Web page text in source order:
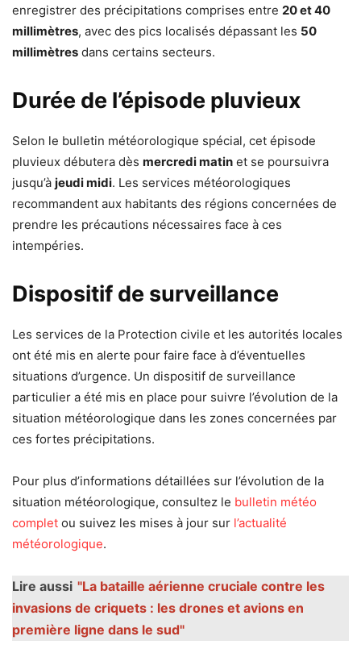
enregistrer des précipitations comprises entre 20 et 40
millimètres, avec des pics localisés dépassant les 50
millimètres dans certains secteurs.
Durée de l’épisode pluvieux
Selon le bulletin météorologique spécial, cet épisode
pluvieux débutera dès mercredi matin et se poursuivra
jusqu’à jeudi midi. Les services météorologiques
recommandent aux habitants des régions concernées de
prendre les précautions nécessaires face à ces
intempéries.
Dispositif de surveillance
Les services de la Protection civile et les autorités locales
ont été mis en alerte pour faire face à d’éventuelles
situations d’urgence. Un dispositif de surveillance
particulier a été mis en place pour suivre l’évolution de la
situation météorologique dans les zones concernées par
ces fortes précipitations.
Pour plus d’informations détaillées sur l’évolution de la
situation météorologique, consultez le bulletin météo
complet ou suivez les mises à jour sur l’actualité
météorologique.
Lire aussi "La bataille aérienne cruciale contre les
invasions de criquets : les drones et avions en
première ligne dans le sud"